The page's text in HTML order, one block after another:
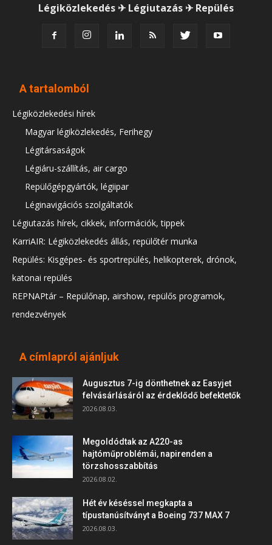
Légiközlekedés ✈ Légiutazás ✈ Repülés
A tartalomból
Légiközlekedési hírek
Magyar légiközlekedés, Ferihegy
Légitársaságok
Légiáru-szállítás, air cargo
Repülőgépgyártók, légiipar
Léginavigációs szolgáltatók
Légiutazás hírek, cikkek, információk, tippek
KarriAIR: Légiközlekedés állás, repülőtér munka
Repülés: Kisgépes- és sportrepülés, helikopterek, drónok,
katonai repülés
REPNAPtár – Repülőnap, airshow, repülős programok,
rendezvények
A címlapról ajánljuk
Augusztus 7-ig dönthetnek az Easyjet
felvásárlásáról az érdeklődő befektetők
2026.08.03.
Megoldódtak az A220-as
hajtóműproblémái, napirenden a
törzshosszabbítás
2026.08.02.
Hét év késéssel megkapta a
típustanúsítványt a Boeing 737 MAX 7
2026.08.03.